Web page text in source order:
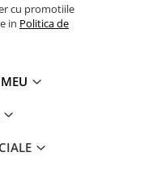
cu promotiile
in Politica de